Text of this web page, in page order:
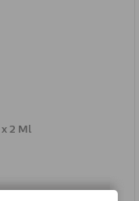
x 2 Ml